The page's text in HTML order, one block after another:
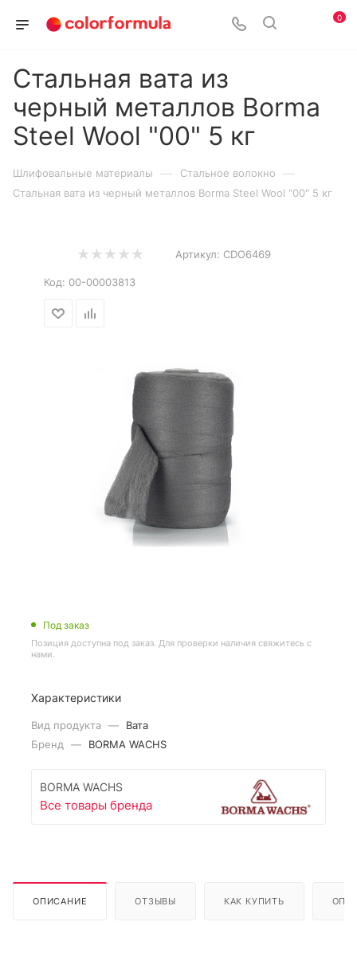
0
Стальная вата из
черный металлов Borma
Steel Wool "00" 5 кг
Шлифовальные материалы — Стальное волокно —
Стальная вата из черный металлов Borma Steel Wool "00" 5 кг
Артикул: CDO6469
Код: 00-00003813
Под заказ
Позиция доступна под заказ. Для проверки наличия свяжитесь с
нами.
Характеристики
Вид продукта —
Вата
Бренд
— BORMA WACHS
BORMA WACHS
Все товары бренда
ОПИСАНИЕ ОТЗЫВЫ КАК КУПИТЬ